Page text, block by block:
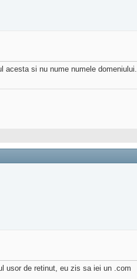
acesta si nu nume numele domeniului.
usor de retinut, eu zis sa iei un .com